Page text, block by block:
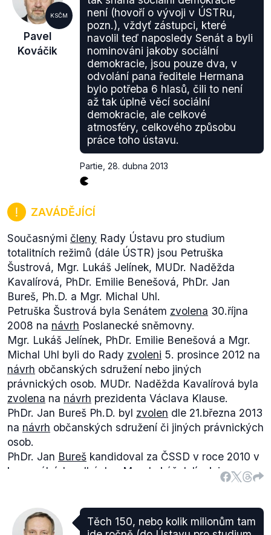
KSČM
Pavel
Kováčik
není (hovoří o vývoji v ÚSTRu,
pozn.), vždyť zástupci, které
navolil teď naposledy Senát a byli
nominováni jakoby sociální
demokracie, jsou pouze dva, v
odvolání pana ředitele Hermana
bylo potřeba 6 hlasů, čili to není
až tak úplně věcí sociální
demokracie, ale celkové
atmosféry, celkového způsobu
práce toho ústavu.
Partie 28. dubna 2013
ZAVÁDĚJÍCÍ
Současnými členy Rady Ústavu pro studium
totalitních režimů (dále ÚSTR) jsou Petruška
Šustrová, Mgr. Lukáš Jelínek, MUDr. Naděžda
Kavalírová, PhDr. Emilie Benešová, PhDr. Jan
Bureš, Ph.D. a Mgr. Michal Uhl.
Petruška Šustrová byla Senátem zvolena 30.října
2008 na návrh Poslanecké sněmovny.
Mgr. Lukáš Jelínek, PhDr. Emilie Benešová a Mgr.
Michal Uhl byli do Rady zvoleni 5. prosince 2012 na
návrh občanských sdružení nebo jiných
právnických osob. MUDr. Naděžda Kavalírová byla
zvolena na návrh prezidenta Václava Klause.
PhDr. Jan Bureš Ph.D. byl zvolen dle 21.března 2013
na návrh občanských sdružení či jiných právnických
osob.
PhDr. Jan Bureš kandidoval za ČSSD v roce 2010 v
komunálních volbách a Mgr. Lukáš
Jelínek je
členem představenstva Masarykovy demokratické
levice.
Dle paragrafu 9 odst. (1) písm. b)Zákonač.
Těch 150, nebo kolik milionům tam